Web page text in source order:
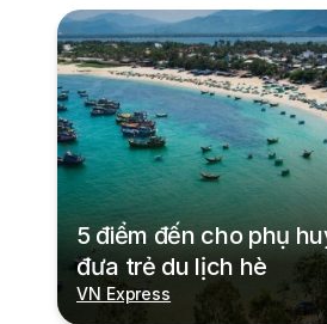
5 điểm đến cho phụ
đưa trẻ du lịch hè
VN Express